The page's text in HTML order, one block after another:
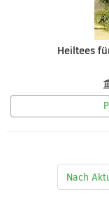
Heiltees